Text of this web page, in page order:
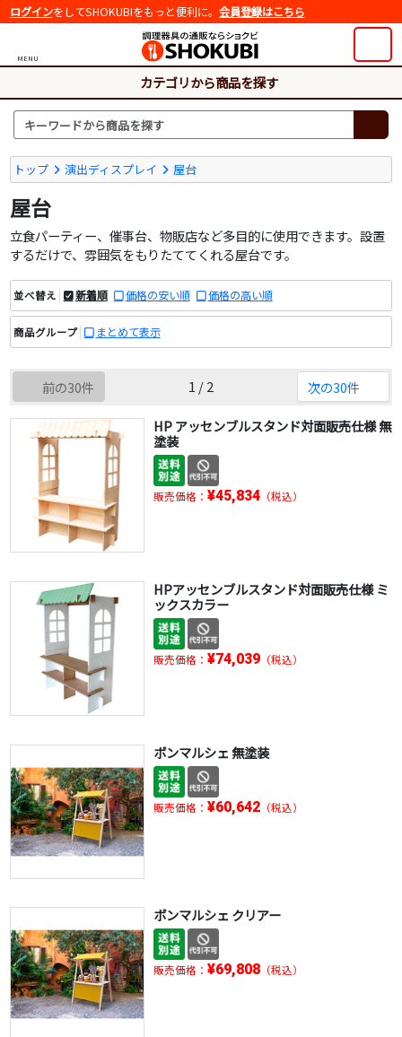
ログインをしてSHOKUBIをもっと便利に。 会員登録はこちら
MENU
カテゴリから商品を探す
トップ 演出ディスプレイ 屋台
屋台
立食パーティー、催事台、物販店など多目的に使用できます。設置
するだけで、雰囲気をもりたててくれる屋台です。
並べ替え 新着順 価格の安い順 価格の高い順
商品グループ まとめて表示
前の30件 1 / 2 次の30件
HP アッセンブルスタンド対面販売仕様 無
塗装
販売価格： ¥45,834（税込）
HPアッセンブルスタンド対面販売仕様 ミ
ックスカラー
販売価格： ¥74,039（税込）
ボンマルシェ 無塗装
販売価格： ¥60,642（税込）
ボンマルシェ クリアー
販売価格： ¥69,808（税込）